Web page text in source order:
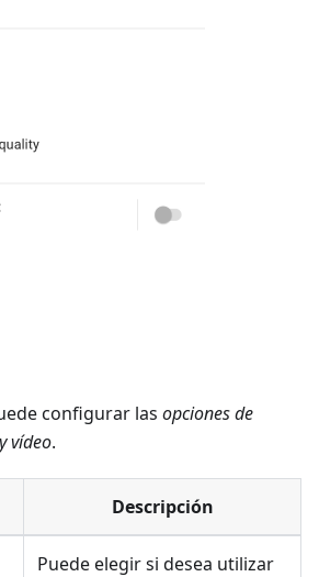
configurar las opciones de
vídeo.
Descripción
Puede elegir si desea utilizar